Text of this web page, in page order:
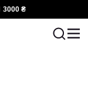
3000 ₴